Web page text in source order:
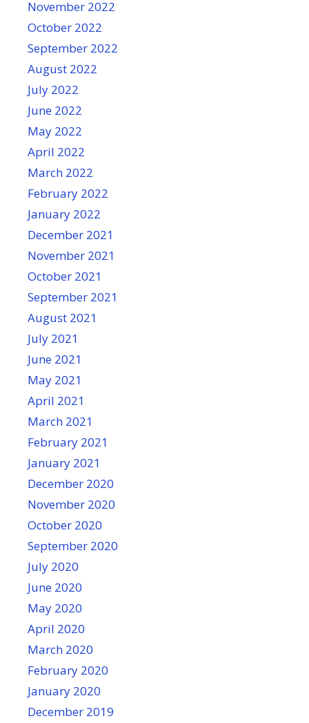
November 2022
October 2022
September 2022
August 2022
July 2022
June 2022
May 2022
April 2022
March 2022
February 2022
January 2022
December 2021
November 2021
October 2021
September 2021
August 2021
July 2021
June 2021
May 2021
April 2021
March 2021
February 2021
January 2021
December 2020
November 2020
October 2020
September 2020
July 2020
June 2020
May 2020
April 2020
March 2020
February 2020
January 2020
December 2019